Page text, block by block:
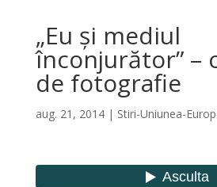
„Eu şi mediul
înconjurător” –
de fotografie
aug. 21, 2014| Stiri-Uniunea-